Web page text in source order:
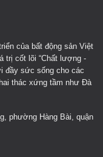
của bất động sản Việt
trị cốt lõi “Chất lượng -
đầy sức sống cho các
thác xứng tầm như Đà
phường Hàng Bài, quận